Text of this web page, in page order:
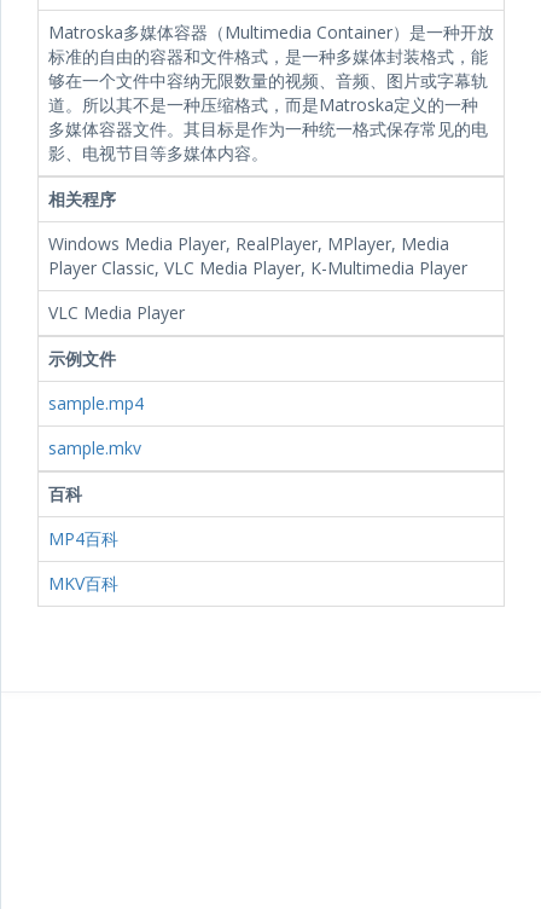
Matroska多媒体容器（Multimedia Container）是一种开放
标准的自由的容器和文件格式，是一种多媒体封装格式，能
够在一个文件中容纳无限数量的视频、音频、图片或字幕轨
道。所以其不是一种压缩格式，而是Matroska定义的一种
多媒体容器文件。其目标是作为一种统一格式保存常见的电
影、电视节目等多媒体内容。
相关程序
Windows Media Player, RealPlayer, MPlayer, Media
Player Classic, VLC Media Player, K-Multimedia Player
VLC Media Player
示例文件
sample.mp4
sample.mkv
百科
MP4百科
MKV百科